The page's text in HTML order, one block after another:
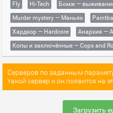
Fly
Hi-Tech
Бомж —
Murder mystery — Маньяк
Хардкор — Hardcore
Анархия —
Копы и заключённые — Cops and
Серверов по заданным
такой сервер и он появится на
Загрузить